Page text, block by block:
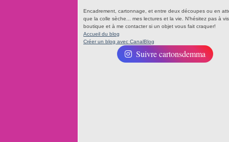
Encadrement, cartonnage, et entre deux découpes ou en
que la colle sèche... mes lectures et la vie. N'hésitez pas à
boutique et à me contacter si un objet vous fait craquer!
Accueil du blog
Créer un blog avec CanalBlog
Suivre cartonsdemma